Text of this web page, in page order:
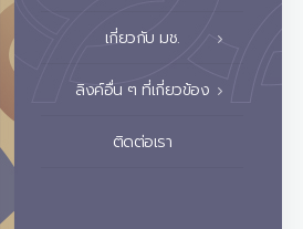
เกี่ยวกับ มช.
ลิงค์อื่น ๆ ที่เกี่ยวข้อง
ติดต่อเรา